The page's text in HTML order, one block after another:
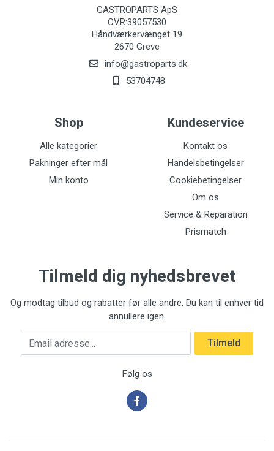
GASTROPARTS ApS
CVR:39057530
Håndværkervænget 19
2670 Greve
info@gastroparts.dk
53704748
Shop
Alle kategorier
Pakninger efter mål
Min konto
Kundeservice
Kontakt os
Handelsbetingelser
Cookiebetingelser
Om os
Service & Reparation
Prismatch
Tilmeld dig nyhedsbrevet
Og modtag tilbud og rabatter før alle andre. Du kan til enhver tid
annullere igen.
Email adresse Tilmeld
Følg os